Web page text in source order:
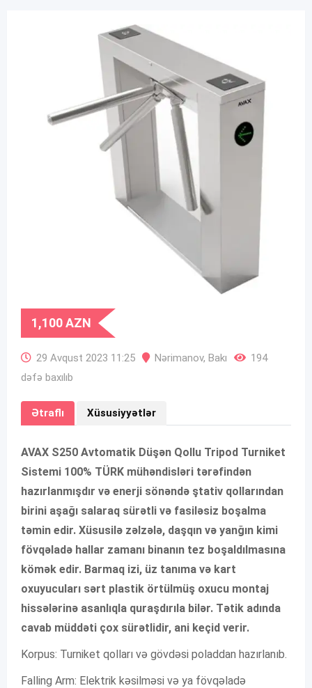
1,100AZN
29 Avqust 2023 11:25 Nərimanov, Bakı
194
dəfə baxılıb
Ətraflı Xüsusiyyətlər
AVAX S250 Avtomatik Düşən Qollu Tripod Turniket
Sistemi 100% TÜRK mühəndisləri tərəfindən
hazırlanmışdır və enerji sönəndə ştativ qollarından
birini aşağı salaraq sürətli və fasiləsiz boşalma
təmin edir. Xüsusilə zəlzələ, daşqın və yanğın kimi
fövqəladə hallar zamanı binanın tez boşaldılmasına
kömək edir. Barmaq izi, üz tanıma və kart
oxuyucuları sərt plastik örtülmüş oxucu montaj
hissələrinə asanlıqla quraşdırıla bilər. Tətik adında
cavab müddəti çox sürətlidir, ani keçid verir.
Korpus: Turniket qolları və gövdəsi poladdan hazırlanıb.
Falling Arm: Elektrik kəsilməsi və ya fövqəladə